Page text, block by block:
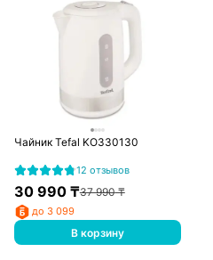
Чайник Tefal KO330130
12 отзывов
30 990₸37 990₸
до 3 099
В корзину